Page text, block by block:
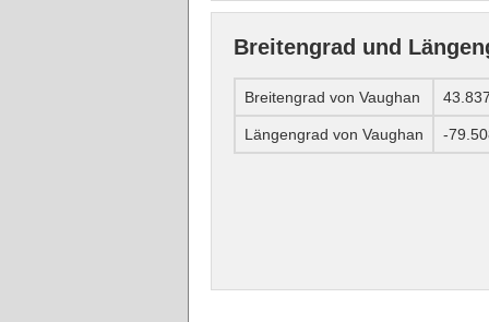
Breitengrad und
Breitengrad von Vaughan
Längengrad von Vaughan -